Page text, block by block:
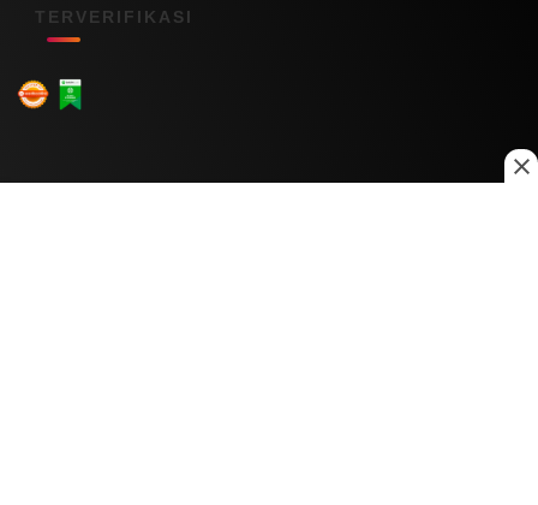
TERVERIFIKASI